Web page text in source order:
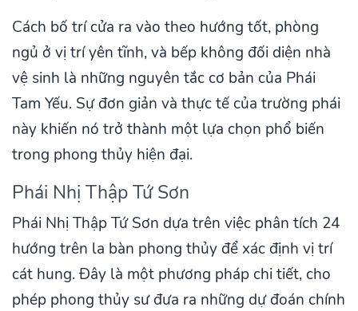
Cách bố trí cửa ra vào theo hướng tốt, phòng
ngủ ở vị trí yên tĩnh, và bếp không đối diện nhà
vệ sinh là những nguyên tắc cơ bản của Phái
Tam Yếu. Sự đơn giản và thực tế của trường phái
này khiến nó trở thành một lựa chọn phổ biến
trong phong thủy hiện đại.
Phái Nhị Thập Tứ Sơn
Phái Nhị Thập Tứ Sơn dựa trên việc phân tích 24
hướng trên la bàn phong thủy để xác định vị trí
cát hung. Đây là một phương pháp chi tiết, cho
phép phong thủy sư đưa ra những dự đoán chính